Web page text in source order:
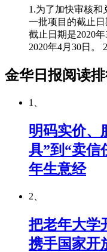
1.为了加快审核和
一批项目的截止日
截止日期是2020
2020年4月30日。
金华日报阅读
1、
明码实价、
具”到“卖信
年生意经
2、
把老年大学
携手国家开